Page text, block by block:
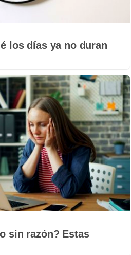
los días ya no duran
sin razón? Estas